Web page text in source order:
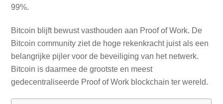
99%.
Bitcoin blijft bewust vasthouden aan Proof of Work. De
Bitcoin community ziet de hoge rekenkracht juist als een
belangrijke pijler voor de beveiliging van het netwerk.
Bitcoin is daarmee de grootste en meest
gedecentraliseerde Proof of Work blockchain ter wereld.